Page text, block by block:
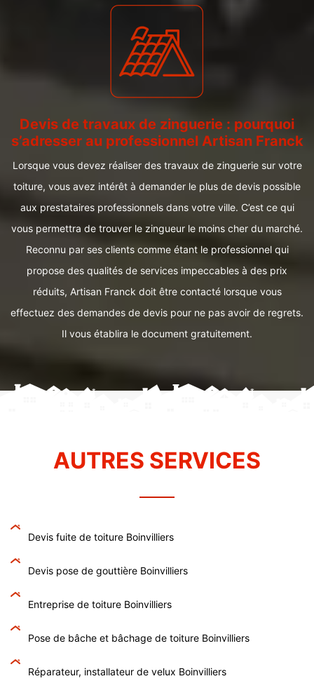
Devis de travaux de zinguerie : pourquoi
s’adresser au professionnel Artisan Franck
Lorsque vous devez réaliser des travaux de zinguerie sur votre
toiture, vous avez intérêt à demander le plus de devis possible
aux prestataires professionnels dans votre ville. C’est ce qui
vous permettra de trouver le zingueur le moins cher du marché.
Reconnu par ses clients comme étant le professionnel qui
propose des qualités de services impeccables à des prix
réduits, Artisan Franck doit être contacté lorsque vous
effectuez des demandes de devis pour ne pas avoir de regrets.
Il vous établira le document gratuitement.
AUTRES SERVICES
Devis fuite de toiture Boinvilliers
Devis pose de gouttière Boinvilliers
Entreprise de toiture Boinvilliers
Pose de bâche et bâchage de toiture Boinvilliers
Réparateur, installateur de velux Boinvilliers